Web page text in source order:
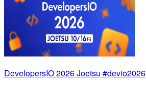
DevelopersIO 2026 Joetsu #devio2026